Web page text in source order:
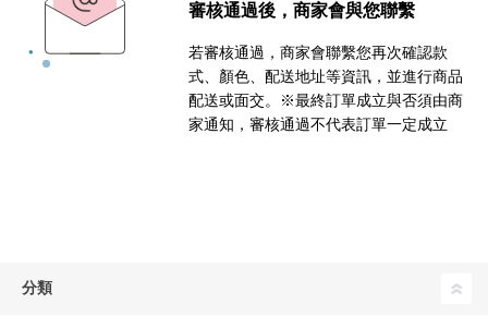
審核通過後，商家會與您聯繫
若審核通過，商家會聯繫您再次確認款
式、顏色、配送地址等資訊，並進行商品
配送或面交。※最終訂單成立與否須由商
家通知，審核通過不代表訂單一定成立
分類